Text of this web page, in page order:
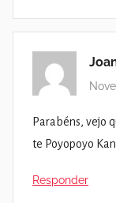
Parabéns, vejo
te Poyopoyo
Responder